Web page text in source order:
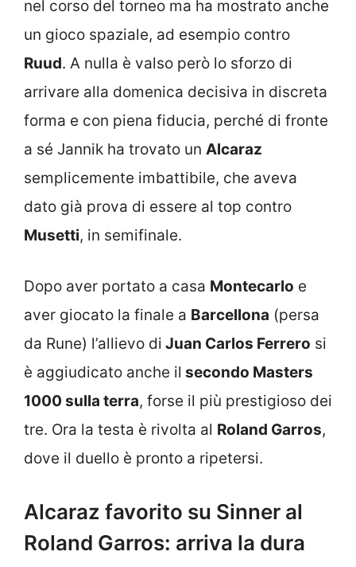
nel corso del torneo ma ha mostrato anche
un gioco spaziale, ad esempio contro
Ruud. A nulla è valso però lo sforzo di
arrivare alla domenica decisiva in discreta
forma e con piena fiducia, perché di fronte
a sé Jannik ha trovato un Alcaraz
semplicemente imbattibile, che aveva
dato già prova di essere al top contro
Musetti, in semifinale.
Dopo aver portato a casa Montecarlo e
aver giocato la finale a Barcellona (persa
da Rune) l’allievo di Juan Carlos Ferrero si
è aggiudicato anche il secondo Masters
1000 sulla terra, forse il più prestigioso dei
tre. Ora la testa è rivolta al Roland Garros,
dove il duello è pronto a ripetersi.
Alcaraz favorito su Sinner al
Roland Garros: arriva la dura